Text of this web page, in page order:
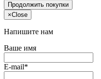
Продолжить покупки
×Close
Напишите нам
Ваше имя
E-mail*